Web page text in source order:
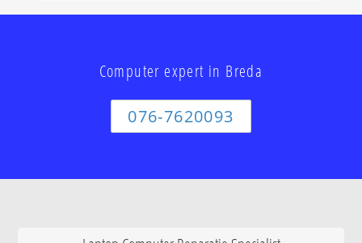
Computer expert in Breda
076-7620093